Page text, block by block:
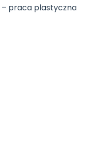
– praca plastyczna